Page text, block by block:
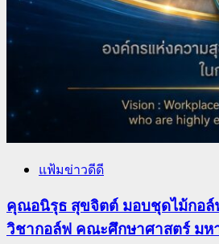
แฟ้มข่าวดีดี
คุณอนิรุธ สุขจิตต์ มอบชุดไม้กอ
วิชากอล์ฟ คณะศึกษาศาสตร์ มห